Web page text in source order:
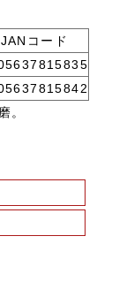
JANコード
。